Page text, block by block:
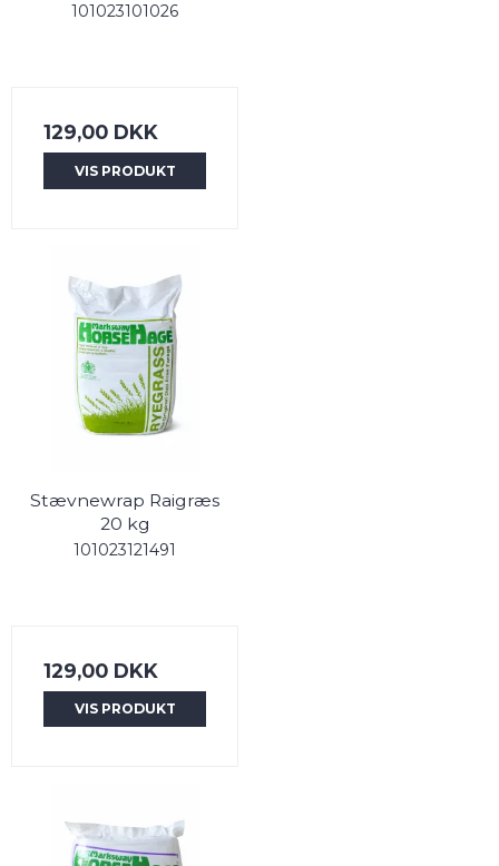
101023101026
129,00 DKK
VIS PRODUKT
Stævnewrap Raigræs
20 kg
101023121491
129,00 DKK
VIS PRODUKT